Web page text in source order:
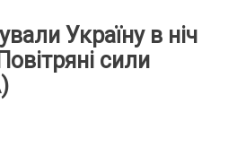
Україну в ніч
сили